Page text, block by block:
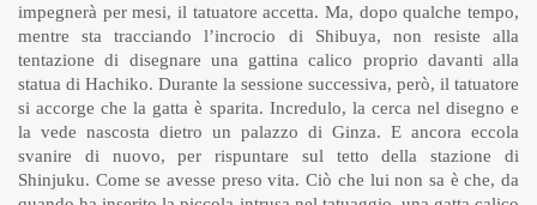
impegnerà per mesi, il tatuatore accetta. Ma, dopo qualche tempo,
mentre sta tracciando l’incrocio di Shibuya, non resiste alla
tentazione di disegnare una gattina calico proprio davanti alla
statua di Hachiko. Durante la sessione successiva, però, il tatuatore
si accorge che la gatta è sparita. Incredulo, la cerca nel disegno e
la vede nascosta dietro un palazzo di Ginza. E ancora eccola
svanire di nuovo, per rispuntare sul tetto della stazione di
Shinjuku. Come se avesse preso vita. Ciò che lui non sa è che, da